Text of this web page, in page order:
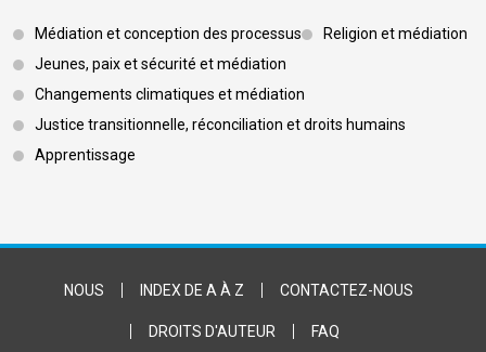
Footer 3
Médiation et conception des processus
Religion et médiation
Jeunes, paix et sécurité et médiation
Changements climatiques et médiation
Justice transitionnelle, réconciliation et droits humains
Apprentissage
Footer Bottom
NOUS INDEX DE A À Z CONTACTEZ-NOUS
DROITS D'AUTEUR FAQ